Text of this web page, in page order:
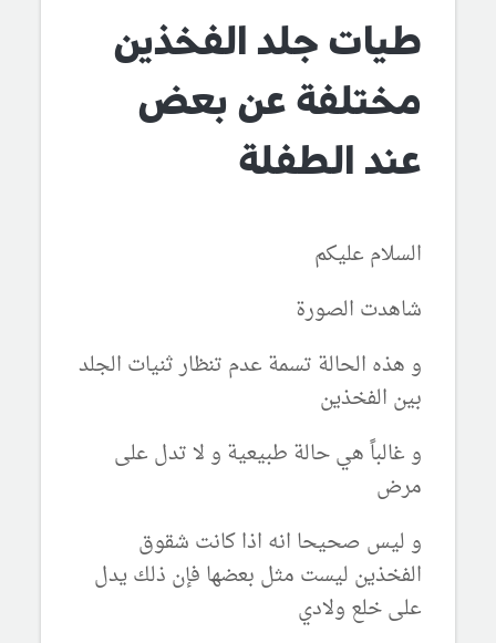
طيات جلد الفخذين
مختلفة عن بعض
عند الطفلة
السلام عليكم
شاهدت الصورة
و هذه الحالة تسمة عدم تنظار ثنيات الجلد
بين الفخذين
و غالباً هي حالة طبيعية و لا تدل على
مرض
و ليس صحيحا انه اذا كانت شقوق
الفخذين ليست مثل بعضها فإن ذلك يدل
على خلع ولادي